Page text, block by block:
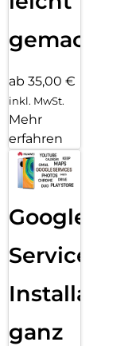
gemacht!
ab 35,00 €
inkl. MwSt.
Mehr
erfahren
Google
Services
Installation
ganz